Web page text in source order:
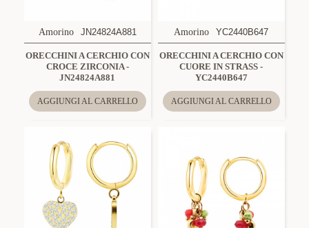
Amorino JN24824A881
ORECCHINI A CERCHIO CON
CROCE ZIRCONIA -
JN24824A881
AGGIUNGI AL CARRELLO
Amorino YC2440B647
ORECCHINI A CERCHIO CON
CUORE IN STRASS -
YC2440B647
AGGIUNGI AL CARRELLO